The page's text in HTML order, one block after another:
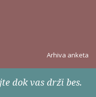
Arhiva anketa
dok vas drži bes.